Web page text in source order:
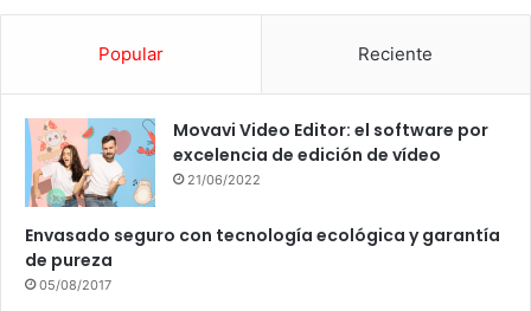
Popular Reciente
Movavi Video Editor: el software por
excelencia de edición de vídeo
21/06/2022
Envasado seguro con tecnología ecológica y garantía
de pureza
05/08/2017